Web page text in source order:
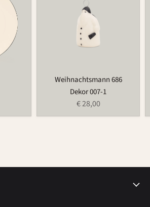
Weihnachtsmann 686
Dekor 007-1
€ 28,00